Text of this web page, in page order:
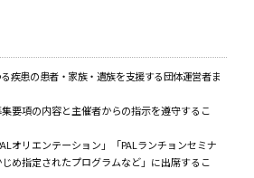
疾患の患者・家族・遺族を支援する団体運営者ま
要項の内容と主催者からの指示を遵守するこ
オリエンテーション」「PALランチョンセミナ
め指定されたプログラムなど」に出席するこ